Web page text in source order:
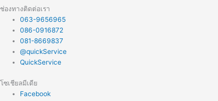
ช่องทางติดต่อเรา
063-9656965
086-0916872
081-8669837
@quickService
QuickService
โซเชียลมีเดีย
Facebook